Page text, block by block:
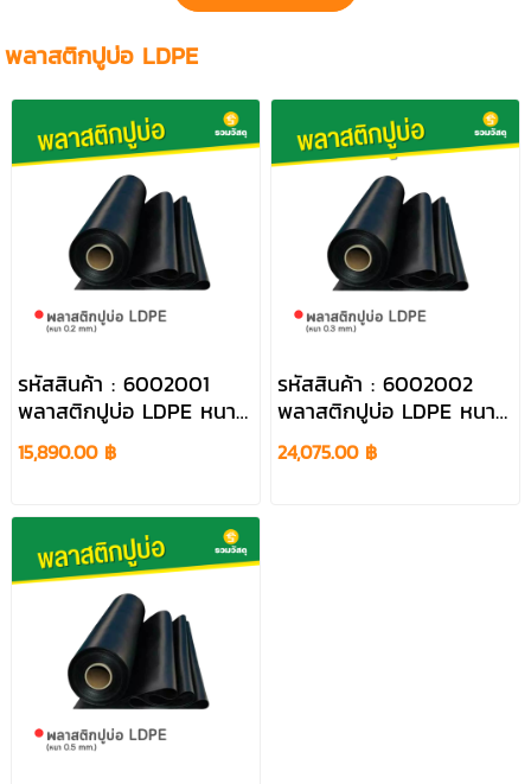
พลาสติกปูบ่อ LDPE
รหัสสินค้า : 6002001
พลาสติกปูบ่อ LDPE หนา
0.2 mm.
15,890.00 ฿
รหัสสินค้า : 6002002
พลาสติกปูบ่อ LDPE หนา
0.3 mm.
24,075.00 ฿